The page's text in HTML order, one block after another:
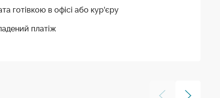
готівкою в офісі або кур'єру
платіж